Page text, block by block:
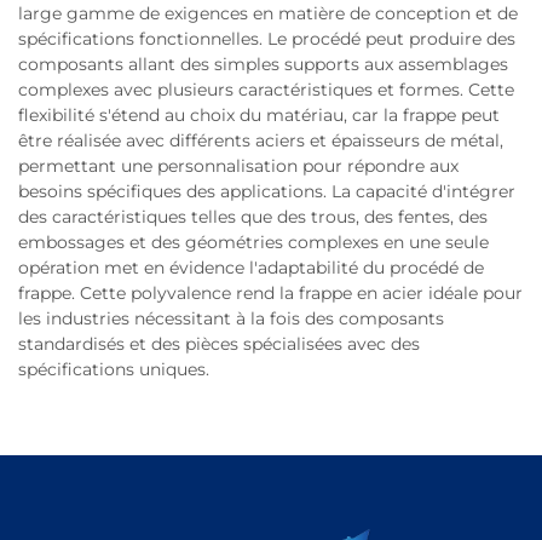
large gamme de exigences en matière de conception et de
spécifications fonctionnelles. Le procédé peut produire des
composants allant des simples supports aux assemblages
complexes avec plusieurs caractéristiques et formes. Cette
flexibilité s'étend au choix du matériau, car la frappe peut
être réalisée avec différents aciers et épaisseurs de métal,
permettant une personnalisation pour répondre aux
besoins spécifiques des applications. La capacité d'intégrer
des caractéristiques telles que des trous, des fentes, des
embossages et des géométries complexes en une seule
opération met en évidence l'adaptabilité du procédé de
frappe. Cette polyvalence rend la frappe en acier idéale pour
les industries nécessitant à la fois des composants
standardisés et des pièces spécialisées avec des
spécifications uniques.